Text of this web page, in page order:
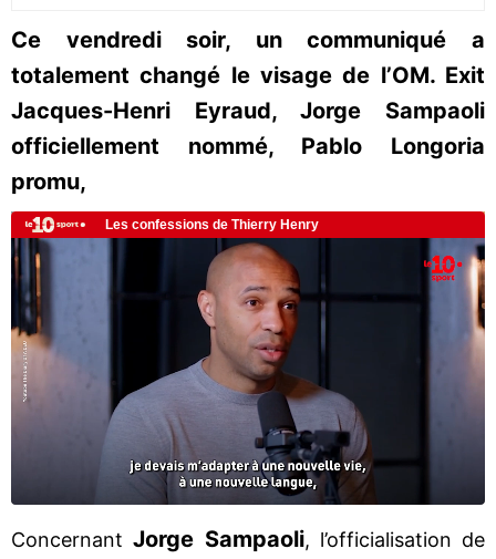
Ce vendredi soir, un communiqué a
totalement changé le visage de l’OM. Exit
Jacques-Henri Eyraud, Jorge Sampaoli
officiellement nommé, Pablo Longoria
promu,
ConcernantJorge Sampaoli, l’officialisation de